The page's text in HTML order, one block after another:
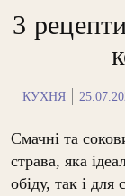
3
КУХНЯ
Смачні та
страва, яка
обіду, так і для